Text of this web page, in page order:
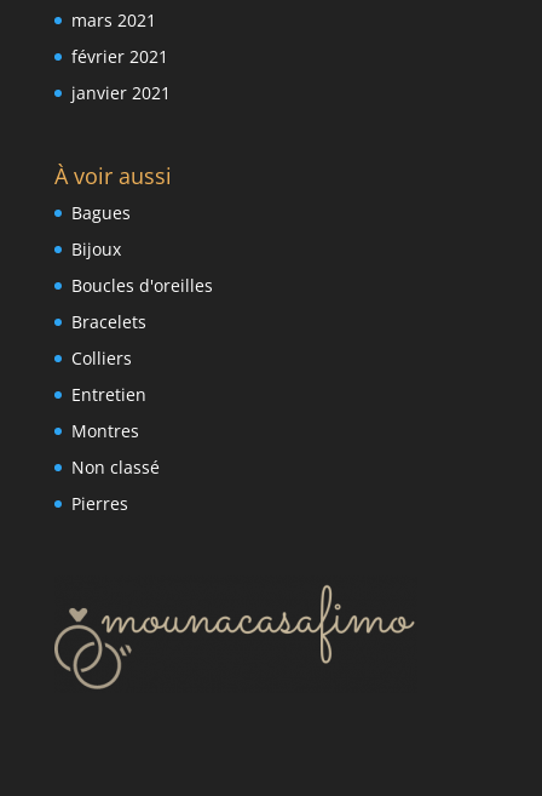
mars 2021
février 2021
janvier 2021
À voir aussi
Bagues
Bijoux
Boucles d'oreilles
Bracelets
Colliers
Entretien
Montres
Non classé
Pierres